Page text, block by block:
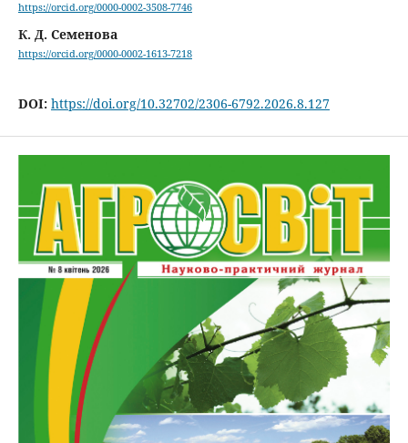
https://orcid.org/0000-0002-3508-7746
К. Д. Семенова
https://orcid.org/0000-0002-1613-7218
DOI: https://doi.org/10.32702/2306-6792.2026.8.127